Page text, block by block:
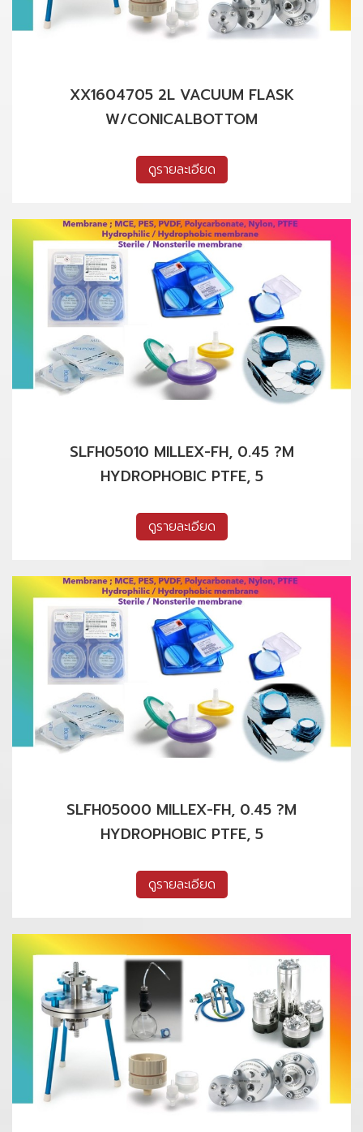
XX1604705 2L VACUUM FLASK
W/CONICALBOTTOM
ดูรายละเอียด
SLFH05010 MILLEX-FH, 0.45 ?M
HYDROPHOBIC PTFE, 5
ดูรายละเอียด
SLFH05000 MILLEX-FH, 0.45 ?M
HYDROPHOBIC PTFE, 5
ดูรายละเอียด